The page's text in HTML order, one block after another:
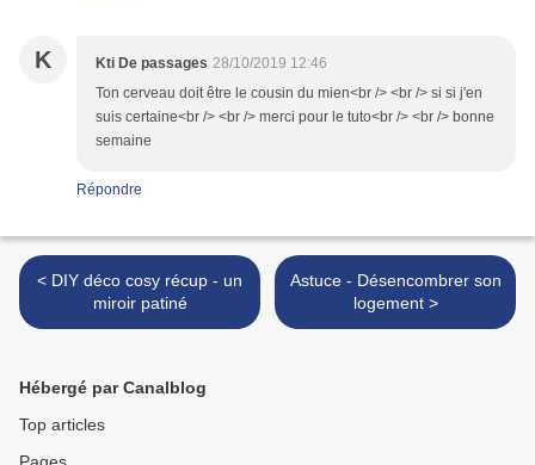
K Kti De passages 28/10/2019 12:46
Ton cerveau doit être le cousin du mien<br /> <br /> si si j'en
suis certaine<br /> <br /> merci pour le tuto<br /> <br /> bonne
semaine
Répondre
< DIY déco cosy récup - un
miroir patiné
Astuce - Désencombrer son
logement >
Hébergé par Canalblog
Top articles